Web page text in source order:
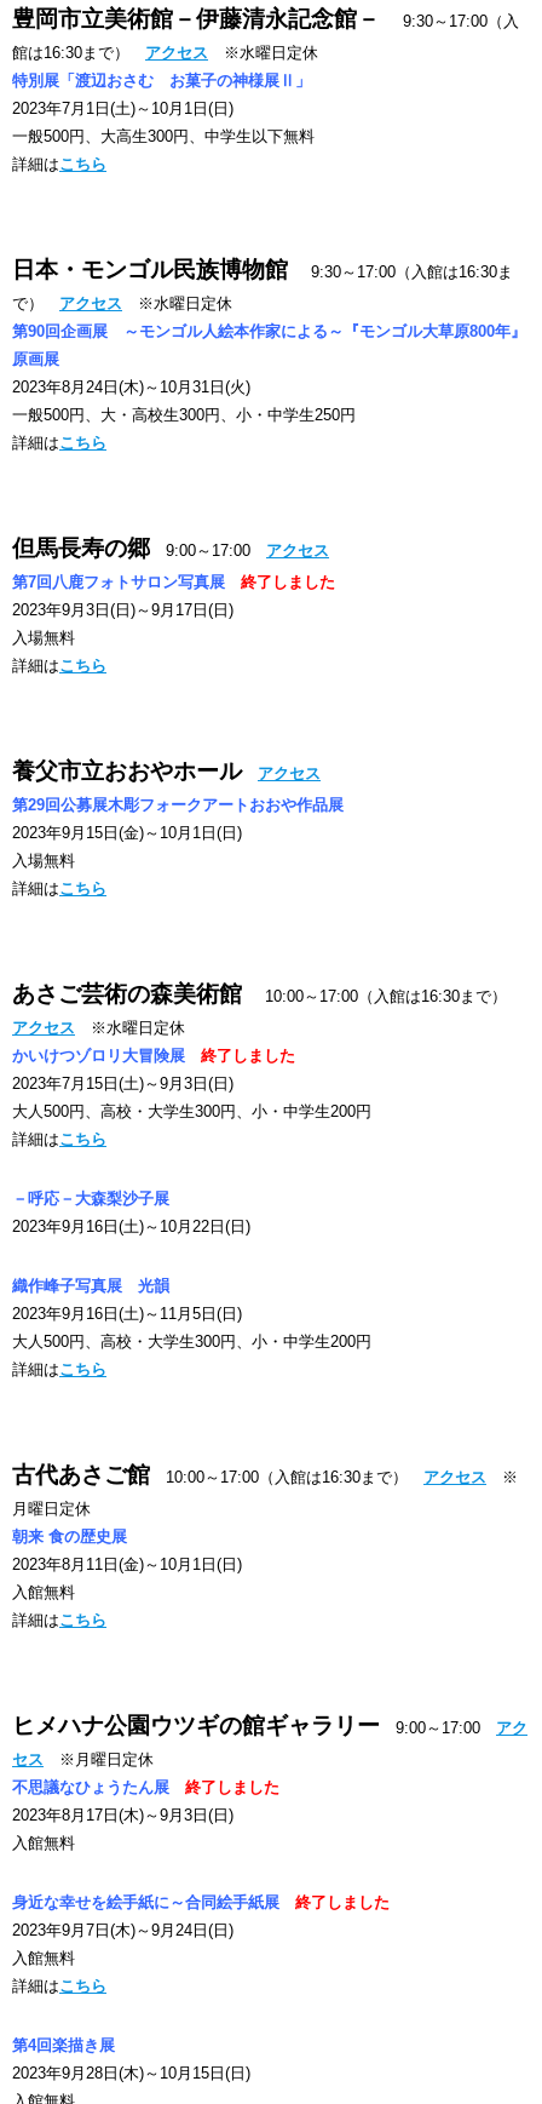
豊岡市立美術館－伊藤清永記念館－
9:30～17:00（入
館は16:30まで） アクセス ※水曜日定休
特別展「渡辺おさむ お菓子の神様展Ⅱ」
2023年7月1日(土)～10月1日(日)
一般500円、大高生300円、中学生以下無料
詳細はこちら
日本・モンゴル民族博物館
9:30～17:00（入館は16:30ま
で） アクセス ※水曜日定休
第90回企画展 ～モンゴル人絵本作家による～『モンゴル大草原800年』
原画展
2023年8月24日(木)～10月31日(火)
一般500円、大・高校生300円、小・中学生250円
詳細はこちら
但馬長寿の郷 9:00～17:00 アクセス
第7回八鹿フォトサロン写真展 終了しました
2023年9月3日(日)～9月17日(日)
入場無料
詳細はこちら
養父市立おおやホール
アクセス
第29回公募展木彫フォークアートおおや作品展
2023年9月15日(金)～10月1日(日)
入場無料
詳細はこちら
あさご芸術の森美術館
10:00～17:00（入館は16:30まで）
アクセス ※水曜日定休
かいけつゾロリ大冒険展 終了しました
2023年7月15日(土)～9月3日(日)
大人500円、高校・大学生300円、小・中学生200円
詳細はこちら
－呼応－大森梨沙子展
2023年9月16日(土)～10月22日(日)
織作峰子写真展 光韻
2023年9月16日(土)～11月5日(日)
大人500円、高校・大学生300円、小・中学生200円
詳細はこちら
古代あさご館 10:00～17:00（入館は16:30まで） アクセス ※
月曜日定休
朝来 食の歴史展
2023年8月11日(金)～10月1日(日)
入館無料
詳細はこちら
ヒメハナ公園ウツギの館ギャラリー 9:00～17:00 アク
セス ※月曜日定休
不思議なひょうたん展 終了しました
2023年8月17日(木)～9月3日(日)
入館無料
身近な幸せを絵手紙に～合同絵手紙展 終了しました
2023年9月7日(木)～9月24日(日)
入館無料
詳細はこちら
第4回楽描き展
2023年9月28日(木)～10月15日(日)